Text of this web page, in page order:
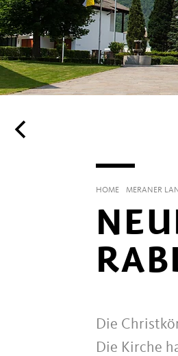
HOME MERANER
Die
Die Kirche